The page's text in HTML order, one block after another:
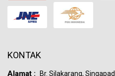
KONTAK
Alamat : Br. Silakarang,